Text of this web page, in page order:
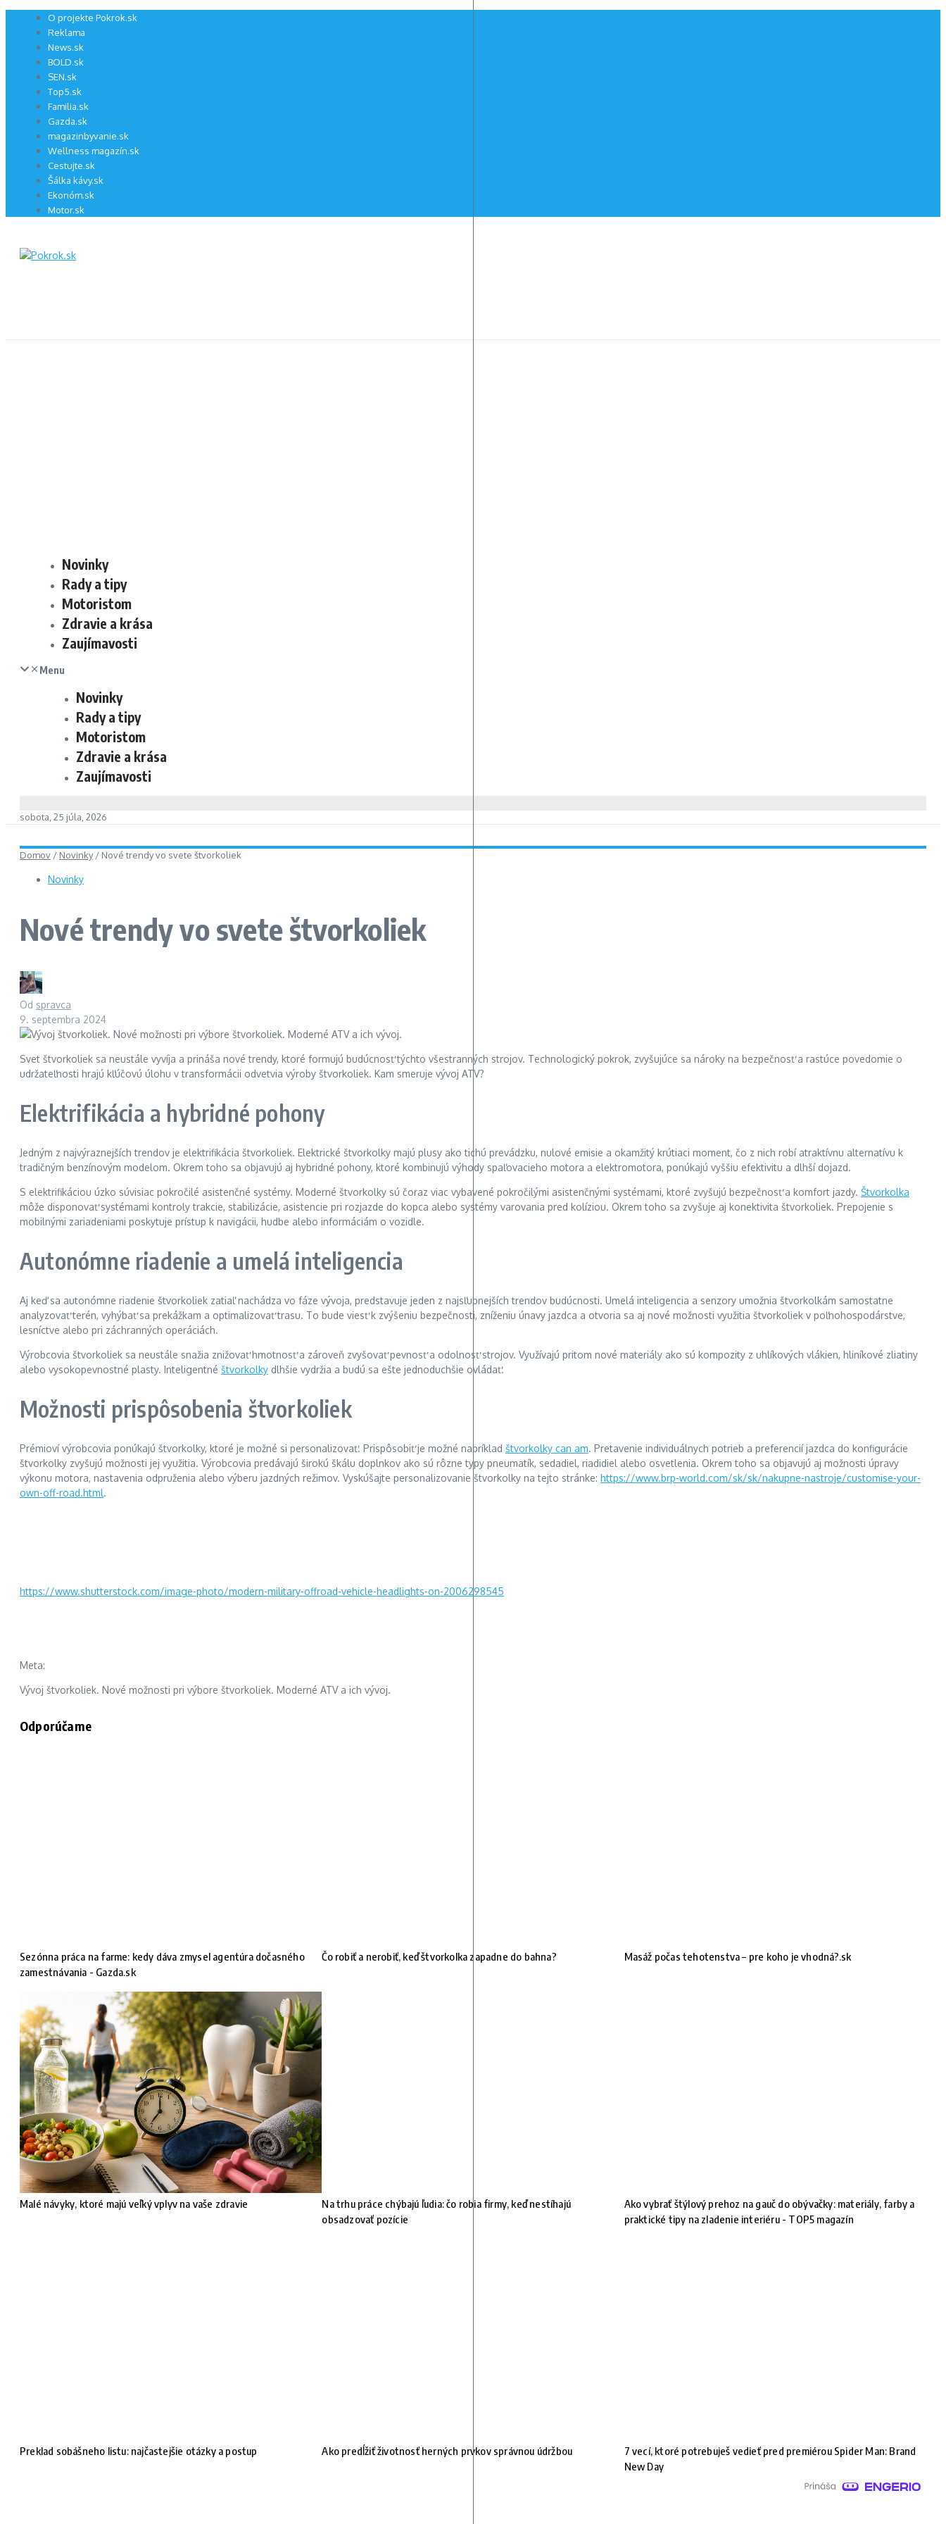
Preskočiť O projekte Pokrok.sk
Reklama
News.sk
BOLD.sk
SEN.sk
Top5.sk
Familia.sk
Gazda.sk
magazinbyvanie.sk
Wellness magazín.sk
Cestujte.sk
Šálka kávy.sk
Ekonóm.sk
Motor.sk
Novinky
Rady a tipy
Motoristom
Zdravie a krása
Zaujímavosti
Menu
Novinky
Rady a tipy
Motoristom
Zdravie a krása
Zaujímavosti
sobota, 25 júla, 2026
Domov / Novinky/ Nové trendy vo svete štvorkoliek
Novinky
Nové trendy vo svete štvorkoliek
Od spravca
9. septembra 2024
Svet štvorkoliek sa neustále vyvíja a prináša nové trendy, ktoré formujú budúcnosť týchto všestranných strojov. Technologický pokrok, zvyšujúce sa nároky na bezpečnosť a rastúce povedomie o
udržateľnosti hrajú kľúčovú úlohu v transformácii odvetvia výroby štvorkoliek. Kam smeruje vývoj ATV?
Elektrifikácia a hybridné pohony
Jedným z najvýraznejších trendov je elektrifikácia štvorkoliek. Elektrické štvorkolky majú plusy ako tichú prevádzku, nulové emisie a okamžitý krútiaci moment, čo z nich robí atraktívnu alternatívu k
tradičným benzínovým modelom. Okrem toho sa objavujú aj hybridné pohony, ktoré kombinujú výhody spaľovacieho motora a elektromotora, ponúkajú vyššiu efektivitu a dlhší dojazd.
S elektrifikáciou úzko súvisiac pokročilé asistenčné systémy. Moderné štvorkolky sú čoraz viac vybavené pokročilými asistenčnými systémami, ktoré zvyšujú bezpečnosť a komfort jazdy. Štvorkolka
môže disponovať systémami kontroly trakcie, stabilizácie, asistencie pri rozjazde do kopca alebo systémy varovania pred kolíziou. Okrem toho sa zvyšuje aj konektivita štvorkoliek. Prepojenie s
mobilnými zariadeniami poskytuje prístup k navigácii, hudbe alebo informáciám o vozidle.
Autonómne riadenie a umelá inteligencia
Aj keď sa autonómne riadenie štvorkoliek zatiaľ nachádza vo fáze vývoja, predstavuje jeden z najsľubnejších trendov budúcnosti. Umelá inteligencia a senzory umožnia štvorkolkám samostatne
analyzovať terén, vyhýbať sa prekážkam a optimalizovať trasu. To bude viesť k zvýšeniu bezpečnosti, zníženiu únavy jazdca a otvoria sa aj nové možnosti využitia štvorkoliek v poľnohospodárstve,
lesníctve alebo pri záchranných operáciách.
Výrobcovia štvorkoliek sa neustále snažia znižovať hmotnosť a zároveň zvyšovať pevnosť a odolnosť strojov. Využívajú pritom nové materiály ako sú kompozity z uhlíkových vlákien, hliníkové zliatiny
alebo vysokopevnostné plasty. Inteligentné štvorkolky dlhšie vydržia a budú sa ešte jednoduchšie ovládať.
Možnosti prispôsobenia štvorkoliek
Prémioví výrobcovia ponúkajú štvorkolky, ktoré je možné si personalizovať. Prispôsobiť je možné napríklad štvorkolky can am. Pretavenie individuálnych potrieb a preferencií jazdca do konfigurácie
štvorkolky zvyšujú možnosti jej využitia. Výrobcovia predávajú širokú škálu doplnkov ako sú rôzne typy pneumatík, sedadiel, riadidiel alebo osvetlenia. Okrem toho sa objavujú aj možnosti úpravy
výkonu motora, nastavenia odpruženia alebo výberu jazdných režimov. Vyskúšajte personalizovanie štvorkolky na tejto stránke: https://www.brp-world.com/sk/sk/nakupne-nastroje/customise-your-
own-off-road.html.
https://www.shutterstock.com/image-photo/modern-military-offroad-vehicle-headlights-on-2006298545
Meta:
Vývoj štvorkoliek. Nové možnosti pri výbore štvorkoliek. Moderné ATV a ich vývoj.
Odporúčame
Sezónna práca na farme: kedy dáva zmysel agentúra dočasného
zamestnávania - Gazda.sk
Čo robiť a nerobiť, keď štvorkolka zapadne do bahna? Masáž počas tehotenstva – pre koho je vhodná?.sk
Malé návyky, ktoré majú veľký vplyv na vaše zdravie
Na trhu práce chýbajú ľudia: čo robia firmy, keď nestíhajú
obsadzovať pozície
Ako vybrať štýlový prehoz na gauč do obývačky: materiály, farby a
praktické tipy na zladenie interiéru - TOP5 magazín
Preklad sobášneho listu: najčastejšie otázky a postup Ako predĺžiť životnosť herných prvkov správnou údržbou
7 vecí, ktoré potrebuješ vedieť pred premiérou Spider Man: Brand
New Day